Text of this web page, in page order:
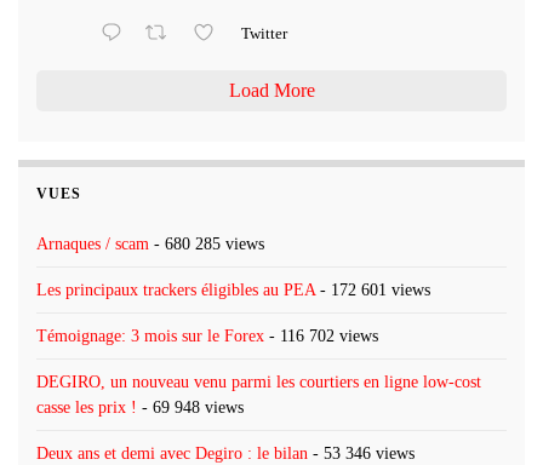
Twitter
Load More
VUES
Arnaques / scam - 680 285 views
Les principaux trackers éligibles au PEA- 172 601 views
Témoignage: 3 mois sur le Forex - 116 702 views
DEGIRO, un nouveau venu parmi les courtiers en ligne low-cost
casse les prix ! - 69 948 views
Deux ans et demi avec Degiro : le bilan - 53 346 views